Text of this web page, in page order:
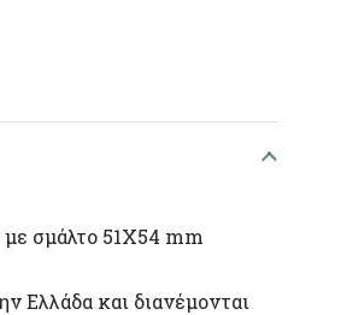
σμάλτο 51X54 mm
Ελλάδα και διανέμονται